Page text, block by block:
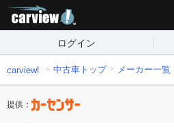
ログイン
carview! 中古車トップ メーカー一覧
提供：